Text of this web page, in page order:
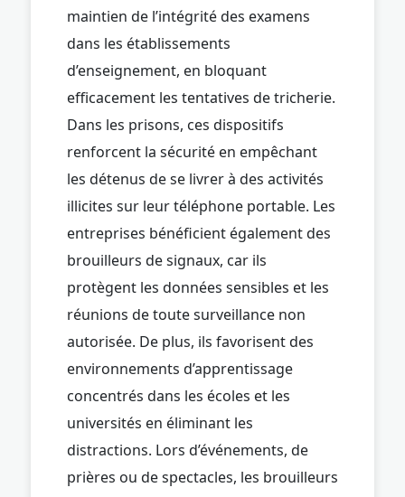
maintien de l’intégrité des examens
dans les établissements
d’enseignement, en bloquant
efficacement les tentatives de tricherie.
Dans les prisons, ces dispositifs
renforcent la sécurité en empêchant
les détenus de se livrer à des activités
illicites sur leur téléphone portable. Les
entreprises bénéficient également des
brouilleurs de signaux, car ils
protègent les données sensibles et les
réunions de toute surveillance non
autorisée. De plus, ils favorisent des
environnements d’apprentissage
concentrés dans les écoles et les
universités en éliminant les
distractions. Lors d’événements, de
prières ou de spectacles, les brouilleurs